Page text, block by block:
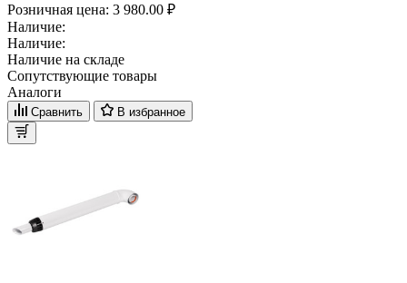
Розничная цена: 3 980.00 ₽
Наличие:
Наличие:
Наличие на складе
Сопутствующие товары
Аналоги
Сравнить В избранное